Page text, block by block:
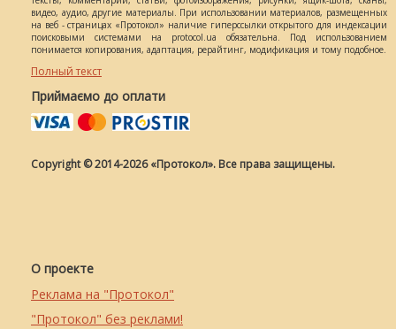
видео, аудио, другие материалы. При использовании материалов, размещенных
на веб - страницах «Протокол» наличие гиперссылки открытого для индексации
поисковыми системами на protocol.ua обязательна. Под использованием
понимается копирования, адаптация, рерайтинг, модификация и тому подобное.
Полный текст
Приймаємо до оплати
Copyright © 2014-2026 «Протокол». Все права защищены.
О проекте
Реклама на "Протокол"
"Протокол" без реклами!